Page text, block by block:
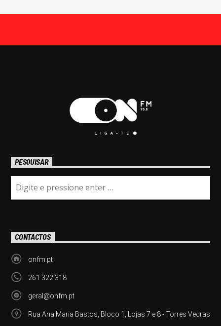
PESQUISAR
CONTACTOS
onfm.pt
261 322 318
geral@onfm.pt
Rua Ana Maria Bastos, Bloco 1, Lojas 7 e 8 - Torres Vedras